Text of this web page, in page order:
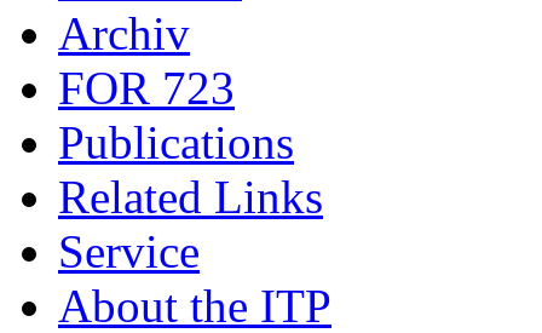
Archiv
FOR 723
Publications
Related Links
Service
About the ITP